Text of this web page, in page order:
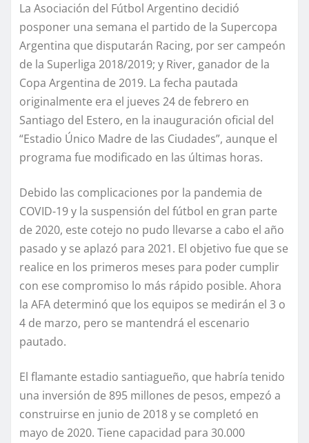
La Asociación del Fútbol Argentino decidió
posponer una semana el partido de la Supercopa
Argentina que disputarán Racing, por ser campeón
de la Superliga 2018/2019; y River, ganador de la
Copa Argentina de 2019. La fecha pautada
originalmente era el jueves 24 de febrero en
Santiago del Estero, en la inauguración oficial del
“Estadio Único Madre de las Ciudades”, aunque el
programa fue modificado en las últimas horas.
Debido las complicaciones por la pandemia de
COVID-19 y la suspensión del fútbol en gran parte
de 2020, este cotejo no pudo llevarse a cabo el año
pasado y se aplazó para 2021. El objetivo fue que se
realice en los primeros meses para poder cumplir
con ese compromiso lo más rápido posible. Ahora
la AFA determinó que los equipos se medirán el 3 o
4 de marzo, pero se mantendrá el escenario
pautado.
El flamante estadio santiagueño, que habría tenido
una inversión de 895 millones de pesos, empezó a
construirse en junio de 2018 y se completó en
mayo de 2020. Tiene capacidad para 30.000